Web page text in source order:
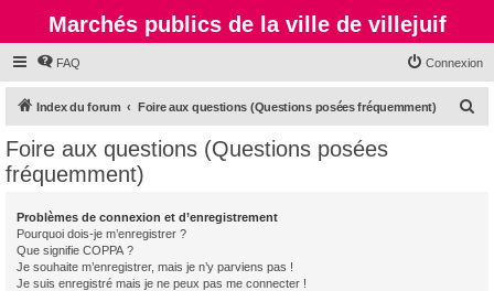
Marchés publics de la ville de villejuif
FAQ Connexion
Index du forum Foire aux questions (Questions posées fréquemment)
Foire aux questions (Questions posées
fréquemment)
Problèmes de connexion et d’enregistrement
Pourquoi dois-je m’enregistrer ?
Que signifie COPPA ?
Je souhaite m’enregistrer, mais je n’y parviens pas !
Je suis enregistré mais je ne peux pas me connecter !